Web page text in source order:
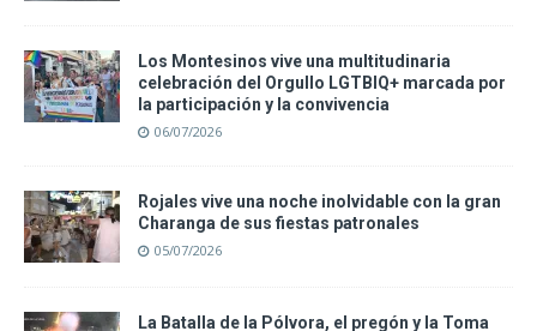
Los Montesinos vive una multitudinaria
celebración del Orgullo LGTBIQ+ marcada por
la participación y la convivencia
06/07/2026
Rojales vive una noche inolvidable con la gran
Charanga de sus fiestas patronales
05/07/2026
La Batalla de la Pólvora, el pregón y la Toma